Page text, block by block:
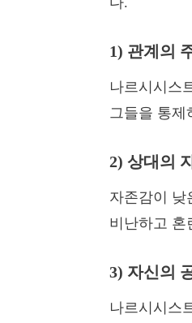
1) 관계의
나르시시스
그들을 통제
2) 상대의
자존감이 낮
비난하고 혼
3) 자신의
나르시시스